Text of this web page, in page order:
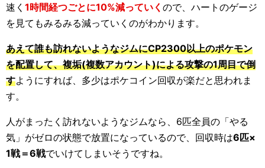
速く 1時間経つごとに10%減っていく ので、ハートのゲージ
を見てもみるみる減っていくのがわかります。
あえて誰も訪れないようなジムにCP2300以上のポケモン
を配置して、複垢(複数アカウント)による攻撃の1周目で倒
すようにすれば、多少はポケコイン回収が楽だと思われま
す。
人がまったく訪れないようなジムなら、6匹全員の「やる
気」がゼロの状態で放置になっているので、回収時は6匹×
1戦＝6戦でいけてしまいそうですね。